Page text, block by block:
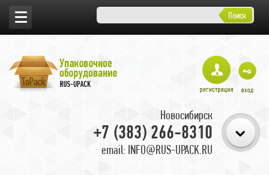
Поиск
Новосибирск
+7 (383) 266-8310
email: INFO@RUS-UPACK.RU